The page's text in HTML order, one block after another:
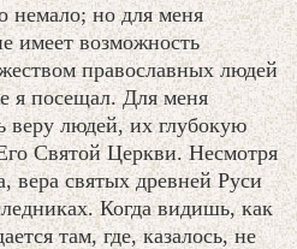
но для меня
имеет возможность
православных людей
я посещал. Для меня
веру людей, их глубокую
Святой Церкви. Несмотря
вера святых древней Руси
Когда видишь, как
там, где, казалось, не